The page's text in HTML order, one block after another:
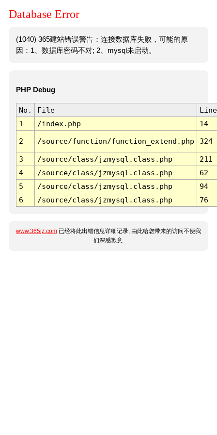
Database Error
(1040) 365建站错误警告：连接数据库失败，可能的原
因：1、数据库密码不对; 2、mysql未启动。
PHP Debug
No. File
Line
1
/index.php 14
2 /source/function/function_extend.php 324
3 /source/class/jzmysql.class.php
211
4
/source/class/jzmysql.class.php
62
5
/source/class/jzmysql.class.php
94
6
/source/class/jzmysql.class.php 76
www.365jz.com 已经将此出错信息详细记录, 由此给您带来的访问不便我
们深感歉意.